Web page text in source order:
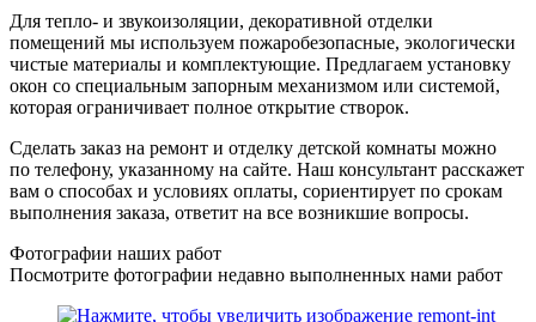
Для тепло- и звукоизоляции, декоративной отделки
помещений мы используем пожаробезопасные, экологически
чистые материалы и комплектующие. Предлагаем установку
окон со специальным запорным механизмом или системой,
которая ограничивает полное открытие створок.
Сделать заказ на ремонт и отделку детской комнаты можно
по телефону, указанному на сайте. Наш консультант расскажет
вам о способах и условиях оплаты, сориентирует по срокам
выполнения заказа, ответит на все возникшие вопросы.
Фотографии наших работ
Посмотрите фотографии недавно выполненных нами работ